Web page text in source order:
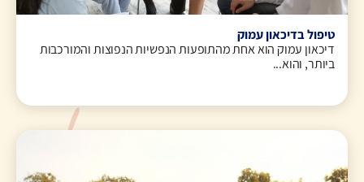
טיפול בדיכאון עמוק
דיכאון עמוק הוא אחת מהתופעות הנפשיות הנפוצות והמורכבות
ביותר, והוא...